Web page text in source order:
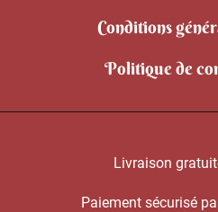
Conditions
Politique de
Livraison
Paiement sécurisé